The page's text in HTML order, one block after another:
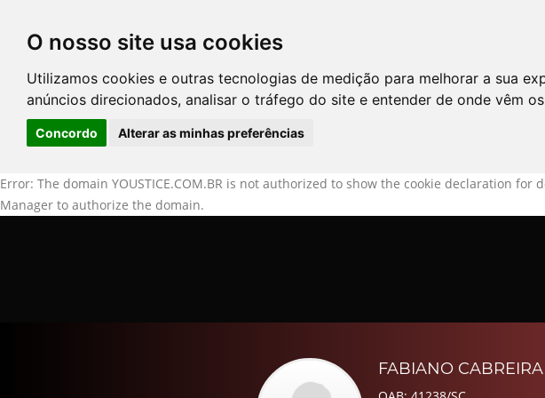
O nosso site usa cookies
Utilizamos cookies e outras tecnologias de medição para melhorar a sua
anúncios direcionados, analisar o tráfego do site e entender de onde vêm
Concordo Alterar as minhas preferências
DIRETÓRIO DE ADVOGADOS
CONTATE-NOS PERGUNTAS FREQÜENTES
Error: The domain YOUSTICE.COM.BR is not authorized to show the cookie declaration
Manager to authorize the domain.
FABIANO CABREIRA